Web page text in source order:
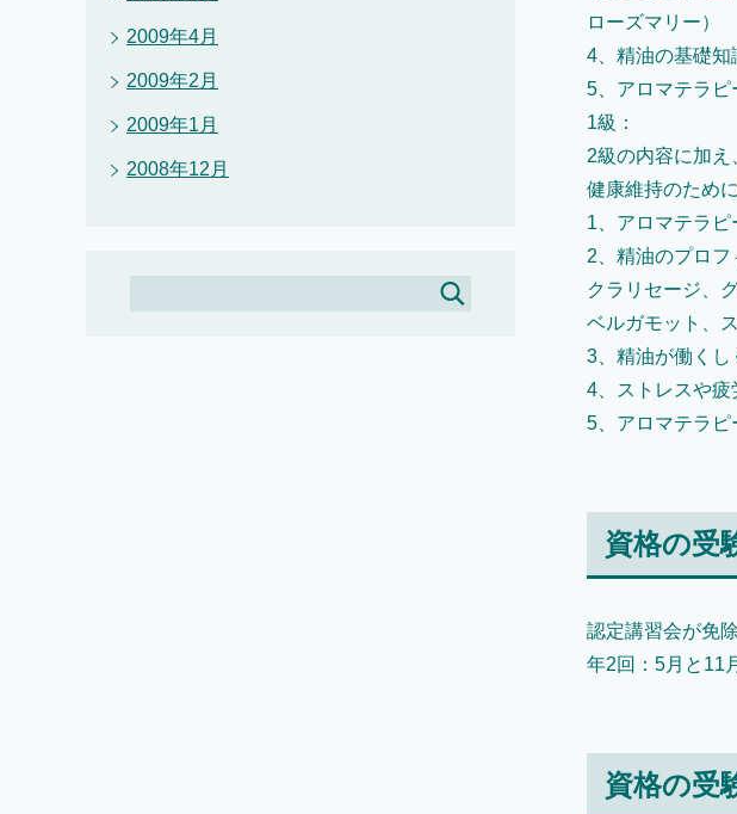
ローズマリー）
4、精油の基礎知
5、アロマテラピ
1級：
2級の内容に加え
健康維持のため
1、アロマテラ
2、精油のプロフ
クラリセージ、
ベルガモット、
3、精油が働くし
4、ストレスや疲
5、アロマテラ
資格の受
認定講習会が免除
年2回：5月と11
資格の受
2009年4月
2009年2月
2009年1月
2008年12月